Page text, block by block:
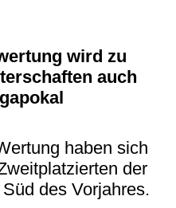
wird zu
auch
haben sich
der
des Vorjahres.